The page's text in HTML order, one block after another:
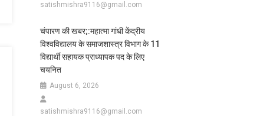
satishmishra9116@gmail.com
चंपारण की खबर;:महात्मा गांधी केंद्रीय
विश्वविद्यालय के समाजशास्त्र विभाग के 11
विद्यार्थी सहायक प्राध्यापक पद के लिए
चयनित
August 6, 2026
satishmishra9116@gmail.com